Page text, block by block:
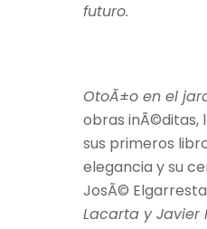
futuro.
OtoÃ±o en el
obras inÃ©ditas,
sus primeros
elegancia y su
JosÃ©
Lacarta y Javier